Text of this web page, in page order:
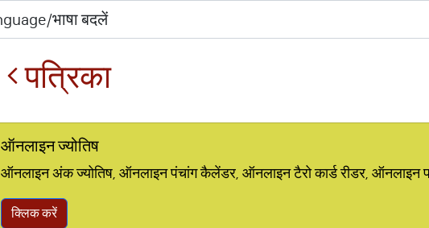
पत्रिका
ऑनलाइन ज्योतिष
ऑनलाइन अंक ज्योतिष, ऑनलाइन पंचांग कैलेंडर, ऑनलाइन टैरो कार्ड रीडर, ऑनलाइन
क्लिक करें